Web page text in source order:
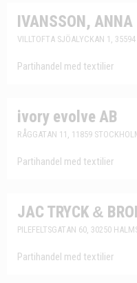
IVANSSON, ANNA
VILLTOFTA SJÖALYCKAN 1, 35594
Partihandel med textilier
ivory evolve AB
RÅGGATAN 11, 11859
Partihandel med textilier
JAC TRYCK &
PILEFELTSGATAN 60, 30250
Partihandel med textilier